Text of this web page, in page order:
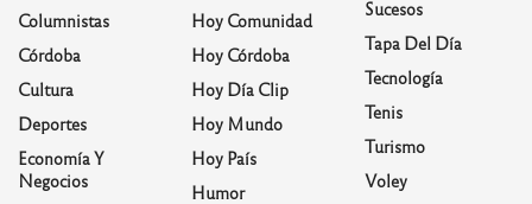
Columnistas
Córdoba
Cultura
Deportes
Economía Y
Negocios
Hoy Comunidad
Hoy Córdoba
Hoy Día Clip
Hoy Mundo
Hoy País
Humor
Sucesos
Tapa Del Día
Tecnología
Tenis
Turismo
Voley